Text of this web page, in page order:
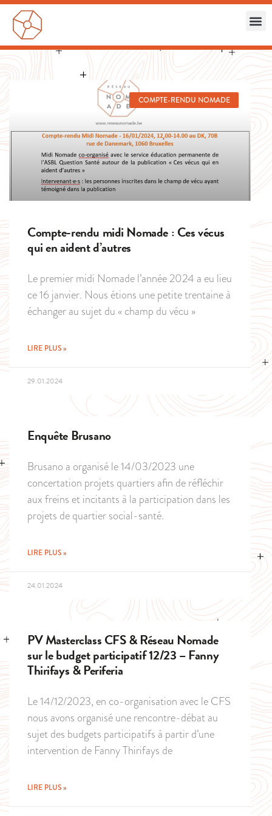
COMPTE-RENDU NOMADE
Compte-rendu midi Nomade : Ces vécus
qui en aident d’autres
Le premier midi Nomade l’année 2024 a eu lieu
ce 16 janvier. Nous étions une petite trentaine à
échanger au sujet du « champ du vécu »
LIRE PLUS »
29.01.2024
Enquête Brusano
Brusano a organisé le 14/03/2023 une
concertation projets quartiers afin de réfléchir
aux freins et incitants à la participation dans les
projets de quartier social-santé.
LIRE PLUS »
24.01.2024
PV Masterclass CFS & Réseau Nomade
sur le budget participatif 12/23 – Fanny
Thirifays & Periferia
Le 14/12/2023, en co-organisation avec le CFS
nous avons organisé une rencontre-débat au
sujet des budgets participatifs à partir d’une
intervention de Fanny Thirifays de
LIRE PLUS »